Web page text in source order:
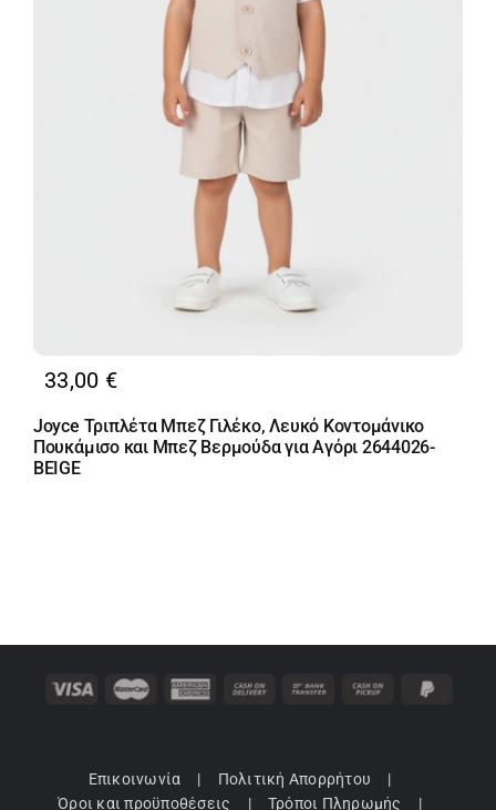
33,00 €
Joyce Τριπλέτα Μπεζ Γιλέκο, Λευκό Κοντομάνικο
Πουκάμισο και Μπεζ Βερμούδα για Αγόρι 2644026-
BEIGE
Επικοινωνία
Πολιτική Απορρήτου
Όροι και προϋποθέσεις
Τρόποι Πληρωμής